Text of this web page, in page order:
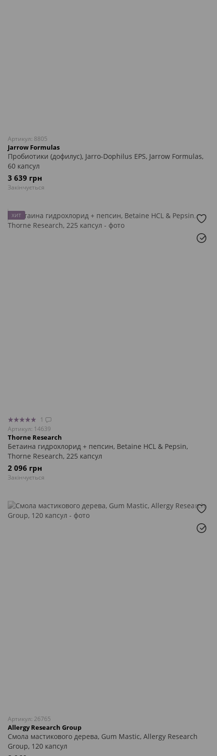
Артикул: 8805
Jarrow Formulas
Пробиотики (дофилус), Jarro-Dophilus EPS, Jarrow Formulas,
60 капсул
3 639 грн
Закінчується
ХИТ
1
Артикул: 14639
Thorne Research
Бетаина гидрохлорид + пепсин, Betaine HCL & Pepsin,
Thorne Research, 225 капсул
2 096 грн
Закінчується
Артикул: 26765
Allergy Research Group
Смола мастикового дерева, Gum Mastic, Allergy Research
Group, 120 капсул